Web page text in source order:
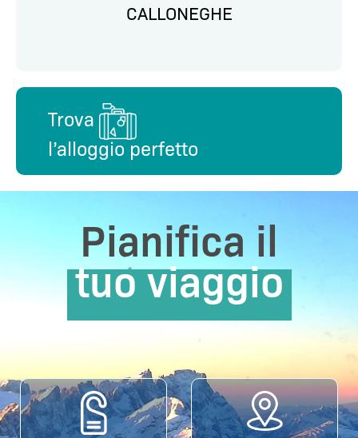
CALLONEGHE
Trova
l’alloggio perfetto
Pianifica il
tuo viaggio